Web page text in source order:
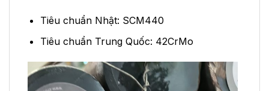
Tiêu chuẩn Nhật: SCM440
Tiêu chuẩn Trung Quốc: 42CrMo